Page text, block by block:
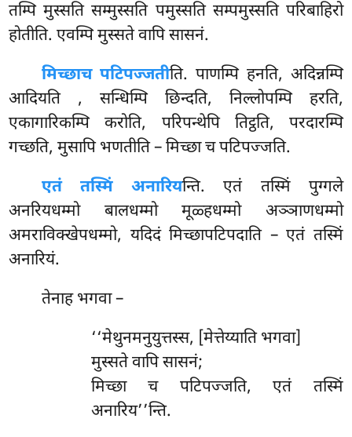
तम्पि मुस्सति सम्मुस्सति पमुस्सति सम्पमुस्सति परिबाहिरो
होतीति. एवम्पि मुस्सते वापि सासनं.
मिच्छाच पटिपज्जतीति. पाणम्पि हनति, अदिन्नम्पि
आदियति , सन्धिम्पि छिन्दति, निल्लोपम्पि हरति,
एकागारिकम्पि करोति, परिपन्थेपि तिट्ठति, परदारम्पि
गच्छति, मुसापि भणतीति – मिच्छा च पटिपज्जति.
एतं तस्मिं अनारियन्ति. एतं तस्मिं पुग्गले
अनरियधम्मो बालधम्मो मूळ्हधम्मो अञ्ञाणधम्मो
अमराविक्खेपधम्मो, यदिदं मिच्छापटिपदाति – एतं तस्मिं
अनारियं.
तेनाह भगवा –
‘‘मेथुनमनुयुत्तस्स, [मेत्तेय्याति भगवा]
मुस्सते वापि सासनं;
मिच्छा च पटिपज्जति, एतं तस्मिं
अनारिय’’न्ति.